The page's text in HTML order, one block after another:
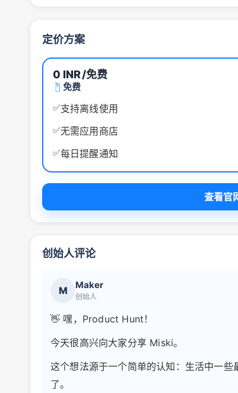
定价方案
0 INR/免费
免费
✅支持离线使用
✅无需应用商店
✅每日提醒通知
查看官
创始人评论
M Maker
创始人
👋 嘿，Product Hunt！
今天很高兴向大家分享 Miski。
这个想法源于一个简单的认知：生活中一
了。